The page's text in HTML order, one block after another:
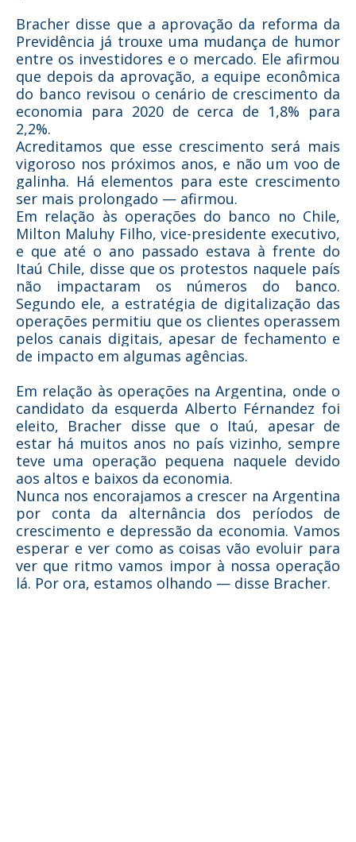
Bracher disse que a aprovação da reforma da
Previdência já trouxe uma mudança de humor
entre os investidores e o mercado. Ele afirmou
que depois da aprovação, a equipe econômica
do banco revisou o cenário de crescimento da
economia para 2020 de cerca de 1,8% para
2,2%.
Acreditamos que esse crescimento será mais
vigoroso nos próximos anos, e não um voo de
galinha. Há elementos para este crescimento
ser mais prolongado — afirmou.
Em relação às operações do banco no Chile,
Milton Maluhy Filho, vice-presidente executivo,
e que até o ano passado estava à frente do
Itaú Chile, disse que os protestos naquele país
não impactaram os números do banco.
Segundo ele, a estratégia de digitalização das
operações permitiu que os clientes operassem
pelos canais digitais, apesar de fechamento e
de impacto em algumas agências.
Em relação às operações na Argentina, onde o
candidato da esquerda Alberto Férnandez foi
eleito, Bracher disse que o Itaú, apesar de
estar há muitos anos no país vizinho, sempre
teve uma operação pequena naquele devido
aos altos e baixos da economia.
Nunca nos encorajamos a crescer na Argentina
por conta da alternância dos períodos de
crescimento e depressão da economia. Vamos
esperar e ver como as coisas vão evoluir para
ver que ritmo vamos impor à nossa operação
lá. Por ora, estamos olhando — disse Bracher.